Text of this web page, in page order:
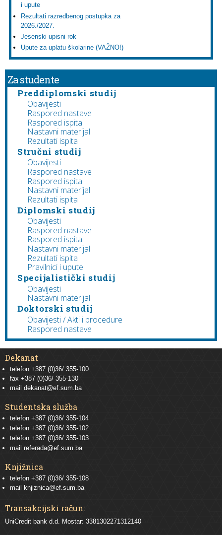
i upute
Rezultati razredbenog postupka za
2026./2027.
Jesenski upisni rok
Upute za uplatu školarine (VAŽNO!)
Za studente
Preddiplomski studij
Obavijesti
Raspored nastave
Raspored ispita
Nastavni materijal
Rezultati ispita
Stručni studij
Obavijesti
Raspored nastave
Raspored ispita
Nastavni materijal
Rezultati ispita
Diplomski studij
Obavijesti
Raspored nastave
Raspored ispita
Nastavni materijal
Rezultati ispita
Pravilnici i upute
Specijalistički studij
Obavijesti
Nastavni materijal
Doktorski studij
Obavijesti / Akti i procedure
Raspored nastave
Dekanat
telefon +387 (0)36/ 355-100
fax +387 (0)36/ 355-130
mail dekanat@ef.sum.ba
Studentska služba
telefon +387 (0)36/ 355-104
telefon +387 (0)36/ 355-102
telefon +387 (0)36/ 355-103
mail referada@ef.sum.ba
Knjižnica
telefon +387 (0)36/ 355-108
mail knjiznica@ef.sum.ba
Transakcijski račun:
UniCredit bank d.d. Mostar: 3381302271312140